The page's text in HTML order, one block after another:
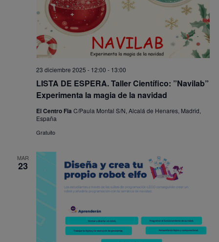
LISTA DE ESPERA. Taller Científico: ”Navilab”
Experimenta la magia de la navidad
23 diciembre 2025 - 12:00 - 13:00
El Centro Fia C/Paula Montal S/N, Alcalá de Henares, Madrid,
España
Gratuito
MAR
23